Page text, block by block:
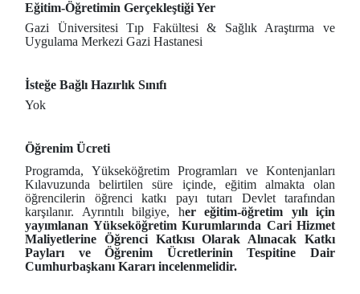
Eğitim-Öğretimin Gerçekleştiği Yer
Gazi Üniversitesi Tıp Fakültesi & Sağlık Araştırma ve
Uygulama Merkezi Gazi Hastanesi
İsteğe Bağlı Hazırlık Sınıfı
Yok
Öğrenim Ücreti
Programda, Yükseköğretim Programları ve Kontenjanları
Kılavuzunda belirtilen süre içinde, eğitim almakta olan
öğrencilerin öğrenci katkı payı tutarı Devlet tarafından
karşılanır. Ayrıntılı bilgiye, her eğitim-öğretim yılı için
yayımlanan Yükseköğretim Kurumlarında Cari Hizmet
Maliyetlerine Öğrenci Katkısı Olarak Alınacak Katkı
Payları ve Öğrenim Ücretlerinin Tespitine Dair
Cumhurbaşkanı Kararı incelenmelidir.